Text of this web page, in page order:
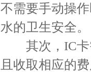
不需要手动操
水的卫生安全。
其次，IC卡
且收取相应的